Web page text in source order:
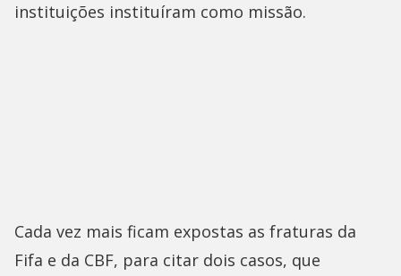
instituições instituíram como missão.
Cada vez mais ficam expostas as fraturas da
Fifa e da CBF, para citar dois casos, que